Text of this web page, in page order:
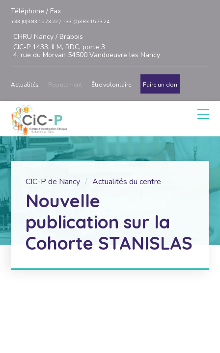
Téléphone / Fax
+33 (0)3.83.15.73.22 / +33 (0)3.83.15.73.24
CHRU Nancy / Brabois
CIC-P 1433, ILM, RDC, porte 3
4, rue du Morvan 54500 Vandoeuvre les Nancy
Actualités Recrutement Être volontaire Faire un don
CIC-P de Nancy Actualités du centre
Nouvelle
publication sur la
Cohorte STANISLAS